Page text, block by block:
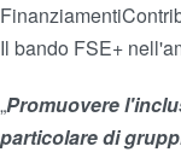
Finanziamenti
Il bando FSE+
„Promuovere
particolare di